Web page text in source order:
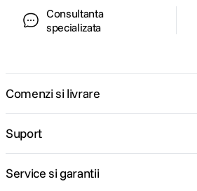
Consultanta
specializata
Comenzi si livrare
Suport
Service si garantii